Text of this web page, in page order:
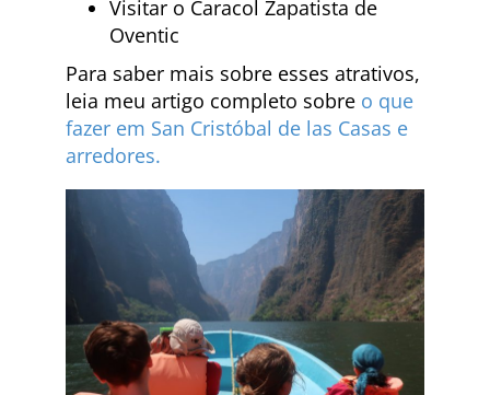
Visitar o Caracol Zapatista de
Oventic
Para saber mais sobre esses atrativos,
leia meu artigo completo sobre o que
fazer em San Cristóbal de las Casas e
arredores.